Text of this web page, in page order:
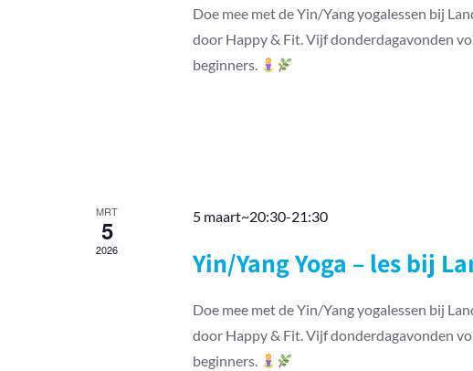
Doe mee met de Yin/Yang yogalessen bij
door Happy & Fit. Vijf donderdagavonden
beginners.
MRT
5
2026
5 maart~20:30-21:30
Yin/Yang Yoga – les bij
Doe mee met de Yin/Yang yogalessen bij
door Happy & Fit. Vijf donderdagavonden
beginners.